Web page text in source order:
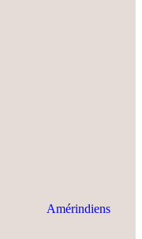
Amérindiens